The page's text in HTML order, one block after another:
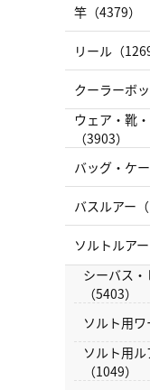
竿（4379）
リール（1269
クーラーボ
ウェア・靴
（3903）
バッグ・ケ
バスルアー（
ソルトルア
シーバス
（5403）
ソルト用ワ
ソルト用
（1049）